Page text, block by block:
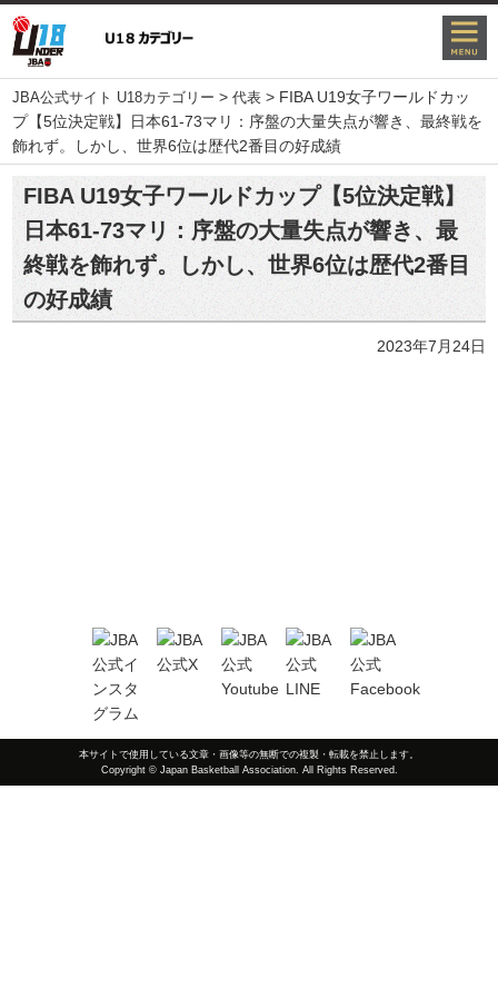
JBA公式サイト U18カテゴリー >代表 > FIBA U19女子ワールドカッ
プ【5位決定戦】日本61-73マリ：序盤の大量失点が響き、最終戦を
飾れず。しかし、世界6位は歴代2番目の好成績
FIBA U19女子ワールドカップ【5位決定戦】
日本61-73マリ：序盤の大量失点が響き、最
終戦を飾れず。しかし、世界6位は歴代2番目
の好成績
2023年7月24日
本サイトで使用している文章・画像等の無断での複製・転載を禁止します。
Copyright © Japan Basketball Association. All Rights Reserved.